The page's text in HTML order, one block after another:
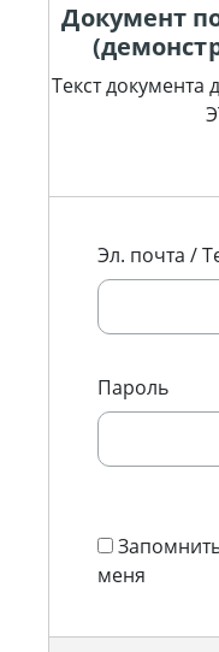
Документ
Текст документа
Эл. почта /
Пароль
меня